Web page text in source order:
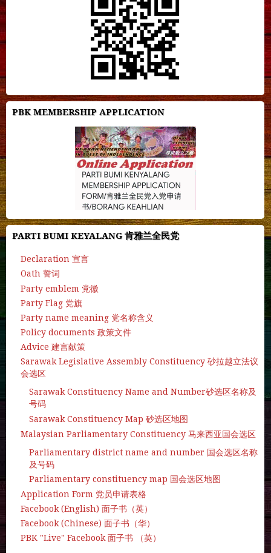
PBK MEMBERSHIP APPLICATION
PARTI BUMI KEYALANG 肯雅兰全民党
Declaration 宣言
Oath 誓词
Party emblem 党徽
Party Flag 党旗
Party name meaning 党名称含义
Policy documents 政策文件
Advice 建言献策
Sarawak Legislative Assembly Constituency 砂拉越立法议
会选区
Sarawak Constituency Name and Number砂选区名称及
号码
Sarawak Constituency Map 砂选区地图
Malaysian Parliamentary Constituency 马来西亚国会选区
Parliamentary district name and number 国会选区名称
及号码
Parliamentary constituency map 国会选区地图
Application Form 党员申请表格
Facebook (English) 面子书（英）
Facebook (Chinese) 面子书（华）
PBK "Live" Facebook 面子书 （英）